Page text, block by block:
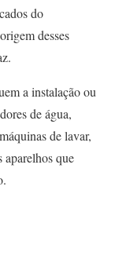
do
desses
a instalação ou
de água,
de lavar,
aparelhos que